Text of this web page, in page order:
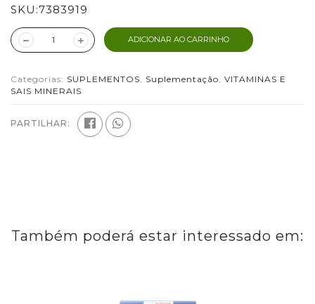
SKU:7383919
ADICIONAR AO CARRINHO
Categorias: SUPLEMENTOS, Suplementação, VITAMINAS E
SAIS MINERAIS
PARTILHAR:
Também poderá estar interessado em: